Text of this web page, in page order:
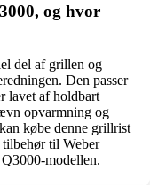
og hvor
del af grillen og
Den passer
lavet af holdbart
opvarmning og
købe denne grillrist
til Weber
modellen.